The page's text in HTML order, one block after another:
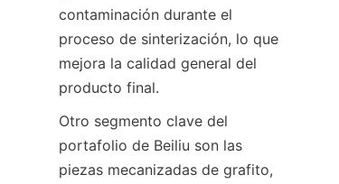
contaminación durante el
proceso de sinterización, lo que
mejora la calidad general del
producto final.
Otro segmento clave del
portafolio de Beiliu son las
piezas mecanizadas de grafito,